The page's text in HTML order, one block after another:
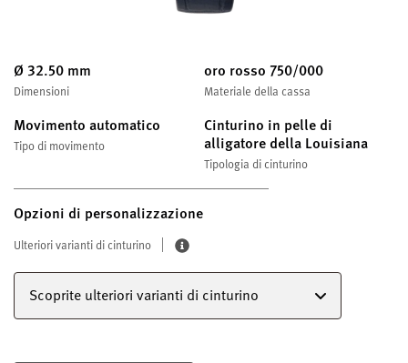
Ø 32.50 mm
Dimensioni
oro rosso 750/000
Materiale della cassa
Movimento automatico
Tipo di movimento
Cinturino in pelle di
alligatore della Louisiana
Tipologia di cinturino
Opzioni di personalizzazione
Ulteriori varianti di cinturino
Scoprite ulteriori varianti di cinturino